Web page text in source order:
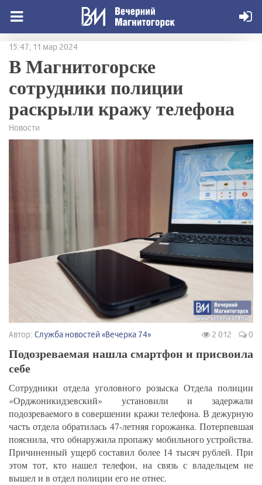
15:47, 11 мар 2024
В Магнитогорске
сотрудники полиции
раскрыли кражу телефона
Новости
Автор: Служба новостей «Вечерка 74» 2 012 0
Подозреваемая нашла смартфон и присвоила
себе
Сотрудники отдела уголовного розыска Отдела полиции
«Орджоникидзевский» установили и задержали
подозреваемого в совершении кражи телефона. В дежурную
часть отдела обратилась 47-летняя горожанка. Потерпевшая
пояснила, что обнаружила пропажу мобильного устройства.
Причиненный ущерб составил более 14 тысяч рублей. При
этом тот, кто нашел телефон, на связь с владельцем не
вышел и в отдел полиции его не отнес.